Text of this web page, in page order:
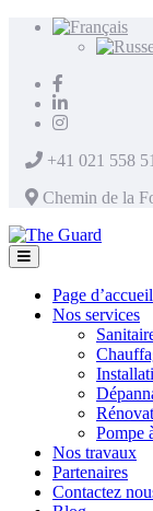
+41 021 558
Chemin de la
Page d’accueil
Nos services
Pompe
Nos travaux
Partenaires
Contactez